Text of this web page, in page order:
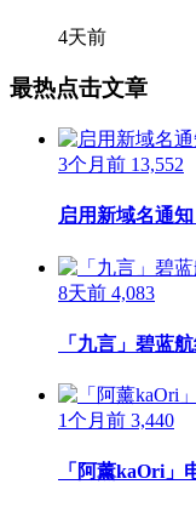
4天前
最热点击文章
3个月前 13,552
启用新域名通
8天前 4,083
「九言」碧蓝
1个月前 3,440
「阿薰kaOri」